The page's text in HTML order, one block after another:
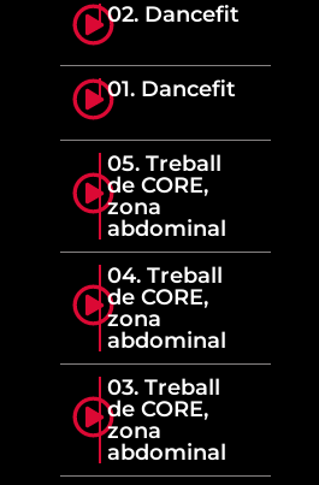
02. Dancefit
01. Dancefit
05. Treball
de CORE,
zona
abdominal
04. Treball
de CORE,
zona
abdominal
03. Treball
de CORE,
zona
abdominal